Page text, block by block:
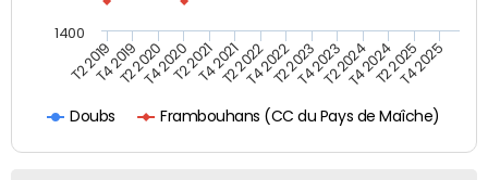
Doubs Frambouhans (CC du Pays de Maîche)
T2 2019T4 2019T2 2020T4 2020T2 2021T4 2021T2 2022T4 2022T2 2023T4 2023T2 2024T4 2024T2 2025T4 2025
1400